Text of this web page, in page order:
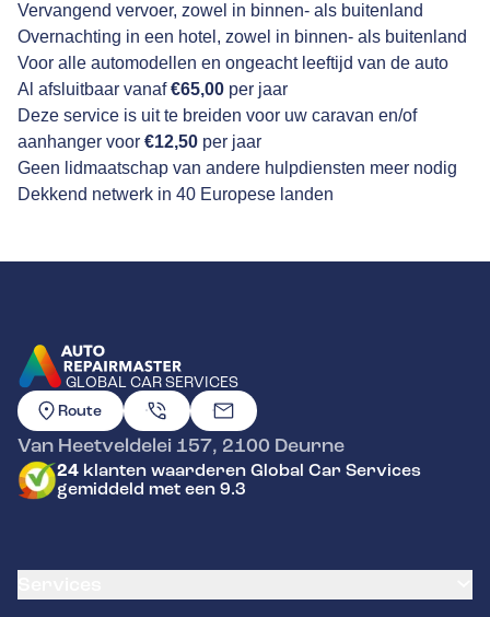
Vervangend vervoer, zowel in binnen- als buitenland
Overnachting in een hotel, zowel in binnen- als buitenland
Voor alle automodellen en ongeacht leeftijd van de auto
Al afsluitbaar vanaf€65,00 per jaar
Deze service is uit te breiden voor uw caravan en/of
aanhanger voor €12,50 per jaar
Geen lidmaatschap van andere hulpdiensten meer nodig
Dekkend netwerk in 40 Europese landen
GLOBAL CAR SERVICES
GA NAAR DE HOMEPAGINA
Route
Van Heetveldelei 157, 2100 Deurne
24 klanten waarderen Global Car Services
gemiddeld met een 9.3